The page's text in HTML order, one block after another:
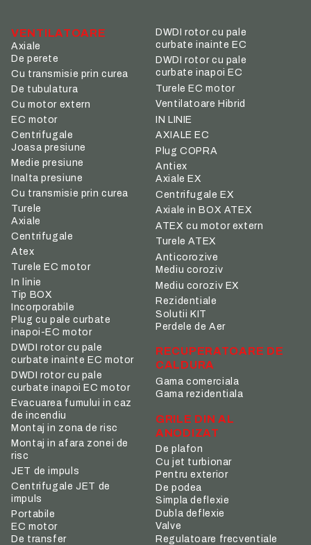
VENTILATOARE
Axiale
De perete
Cu transmisie prin curea
De tubulatura
Cu motor extern
EC motor
Centrifugale
Joasa presiune
Medie presiune
Inalta presiune
Cu transmisie prin curea
Turele
Axiale
Centrifugale
Atex
Turele EC motor
In linie
Tip BOX
Incorporabile
Plug cu pale curbate
inapoi-EC motor
DWDI rotor cu pale
curbate inainte EC motor
DWDI rotor cu pale
curbate inapoi EC motor
Evacuarea fumului in caz
de incendiu
Montaj in zona de risc
Montaj in afara zonei de
risc
JET de impuls
Centrifugale JET de
impuls
Portabile
EC motor
DWDI rotor cu pale
curbate inainte EC
DWDI rotor cu pale
curbate inapoi EC
Turele EC motor
Ventilatoare Hibrid
IN LINIE
AXIALE EC
Plug COPRA
Antiex
Axiale EX
Centrifugale EX
Axiale in BOX ATEX
ATEX cu motor extern
Turele ATEX
Anticorozive
Mediu coroziv
Mediu coroziv EX
Rezidentiale
Solutii KIT
Perdele de Aer
RECUPERATOARE DE
CALDURA
Gama comerciala
Gama rezidentiala
GRILE DIN AL
ANODIZAT
De plafon
Cu jet turbionar
Pentru exterior
De podea
Simpla deflexie
Dubla deflexie
Valve
De transfer
Regulatoare frecventiale